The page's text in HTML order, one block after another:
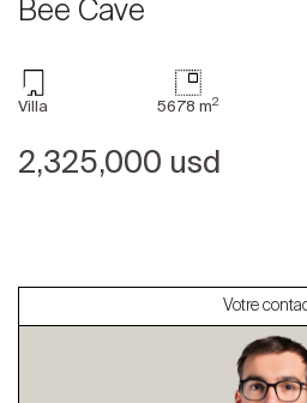
Bee Cave
Villa 5678 m2
2,325,000 usd
Votre